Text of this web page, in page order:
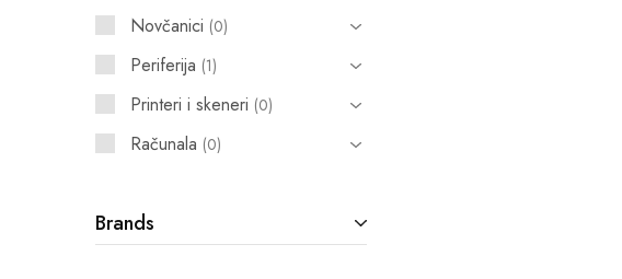
Novčanici 0
Periferija 1
Printeri i skeneri 0
Računala 0
Brands